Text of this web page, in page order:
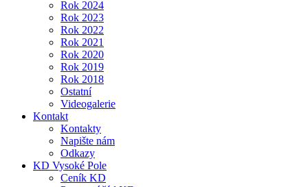
Rok 2024
Rok 2023
Rok 2022
Rok 2021
Rok 2020
Rok 2019
Rok 2018
Ostatní
Videogalerie
Kontakt
Kontakty
Napište nám
Odkazy
KD Vysoké Pole
Ceník KD